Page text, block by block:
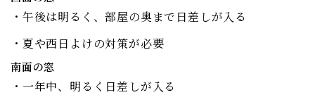
・午後は明るく、部屋の奥まで日差しが入る
・夏や西日よけの対策が必要
南面の窓
・一年中、明るく日差しが入る